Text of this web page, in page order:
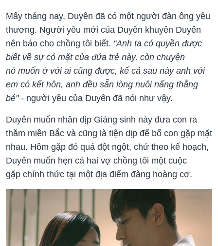
Mấy tháng nay, Duyên đã có một người đàn ông yêu
thương. Người yêu mới của Duyên khuyên Duyên
nên báo cho chồng tôi biết. "Anh ta có quyền được
biết về sự có mặt của đứa trẻ này, còn chuyện
nó muốn ở với ai cũng được, kể cả sau này anh với
em có kết hôn, anh đều sẵn lòng nuôi nấng thằng
bé" - người yêu của Duyên đã nói như vậy.
Duyên muốn nhân dịp Giáng sinh này đưa con ra
thăm miền Bắc và cũng là tiện dịp để bố con gặp mặt
nhau. Hôm gặp đó quá đột ngột, chứ theo kế hoạch,
Duyên muốn hẹn cả hai vợ chồng tôi một cuộc
gặp chính thức tại một địa điểm đàng hoàng cơ.